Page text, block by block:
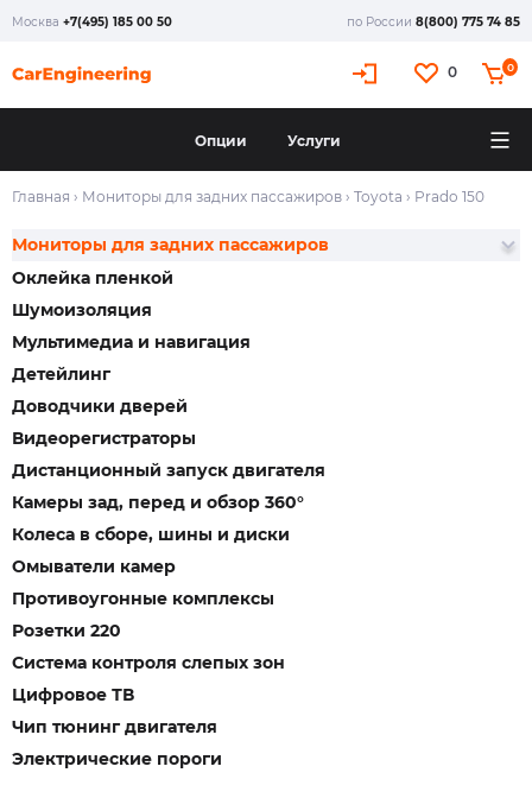
Москва +7(495) 185 00 50 по России 8(800) 775 74 85
0 0
Опции Услуги
Главная › Мониторы для задних пассажиров › Toyota › Prado 150
Оклейка пленкой
Шумоизоляция
Мультимедиа и навигация
Детейлинг
Доводчики дверей
Видеорегистраторы
Дистанционный запуск двигателя
Камеры зад, перед и обзор 360°
Колеса в сборе, шины и диски
Мониторы для задних пассажиров
Омыватели камер
Противоугонные комплексы
Розетки 220
Система контроля слепых зон
Цифровое ТВ
Чип тюнинг двигателя
Электрические пороги